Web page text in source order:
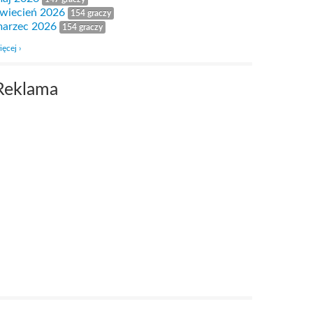
2026 154 graczy
2026 154 graczy
›